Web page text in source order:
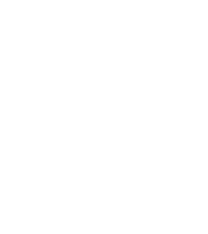
Govoreći o radnji romana, pisac
biznismena koji putuje u Tunis,
odmaralištu susreće sa grupom
U trenutku globalnog finansijskog
„Jednog dana Velika Britanija
prestaju da rade, ljudi gube
počinje da se raspada. Knjiga